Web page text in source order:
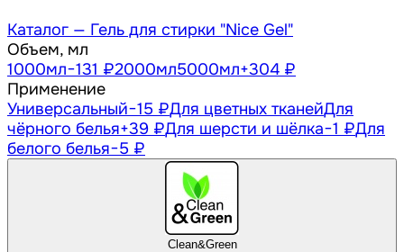
Каталог — Гель для стирки "Nice Gel"
Объем, мл
1000мл−131 ₽2000мл5000мл+304 ₽
Применение
Универсальный−15 ₽Для цветных тканейДля
чёрного белья+39 ₽Для шерсти и шёлка−1 ₽Для
белого белья−5 ₽
Clean&Green